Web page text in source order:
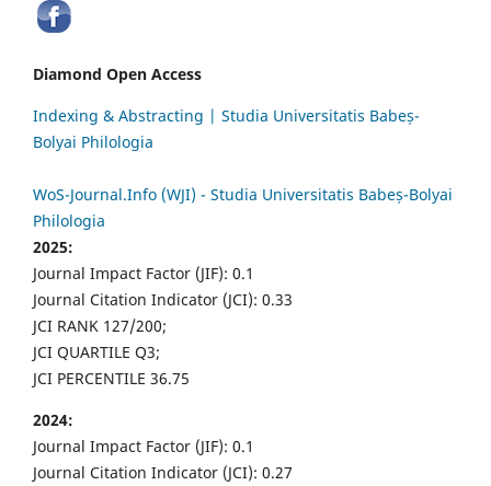
Diamond Open Access
Indexing & Abstracting | Studia Universitatis Babeș-
Bolyai Philologia
WoS-Journal.Info (WJI) - Studia Universitatis Babeș-Bolyai
Philologia
2025:
Journal Impact Factor (JIF): 0.1
Journal Citation Indicator (JCI): 0.33
JCI RANK 127/200;
JCI QUARTILE Q3;
JCI PERCENTILE 36.75
2024:
Journal Impact Factor (JIF): 0.1
Journal Citation Indicator (JCI): 0.27